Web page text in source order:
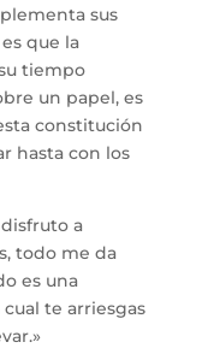
sus
que la
tiempo
un papel, es
constitución
hasta con los
a
todo me da
es una
te arriesgas